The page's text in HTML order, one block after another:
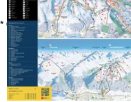
* 0,20 € inkl. MwSt./Anruf